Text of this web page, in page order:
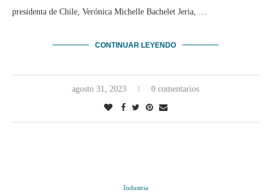
presidenta de Chile, Verónica Michelle Bachelet Jeria, …
CONTINUAR LEYENDO
agosto 31, 2023 0 comentarios
Industria